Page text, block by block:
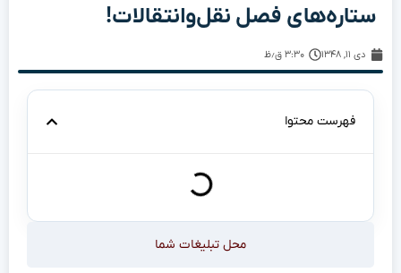
ستاره‌های فصل نقل‌وانتقالات!
دی ۱۱, ۱۳۴۸ ۳:۳۰ ق٫ظ
فهرست محتوا
محل تبلیغات شما